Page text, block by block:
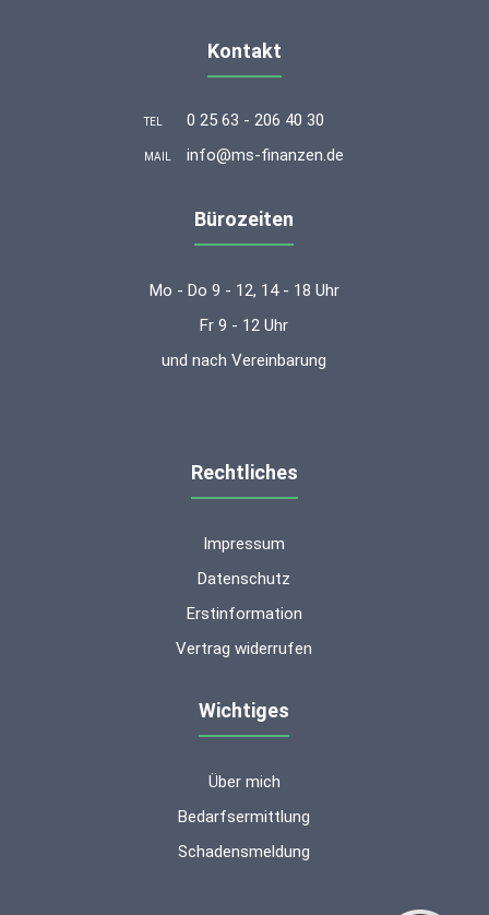
Kontakt
TEL 0 25 63 - 206 40 30
MAIL info@ms-finanzen.de
Bürozeiten
Mo - Do 9 - 12, 14 - 18 Uhr
Fr 9 - 12 Uhr
und nach Vereinbarung
Rechtliches
Impressum
Datenschutz
Erstinformation
Vertrag widerrufen
Wichtiges
Über mich
Bedarfsermittlung
Schadensmeldung
ms-finanzen GmbH
SEHR GUT